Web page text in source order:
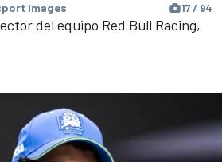
Images 17 / 94
del equipo Red Bull Racing,